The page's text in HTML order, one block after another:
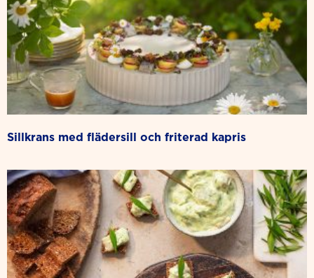
sillkrans med flädersill och friterad kapris